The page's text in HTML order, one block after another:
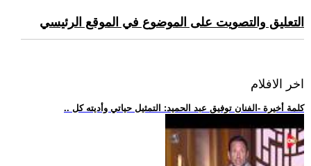
التعليق والتصويت على الموضوع في الموقع الرئيسي
اخر الافلام
.. كلمة أخيرة -الفنان توفيق عبد الحميد: التمثيل حياتي وأديته كل